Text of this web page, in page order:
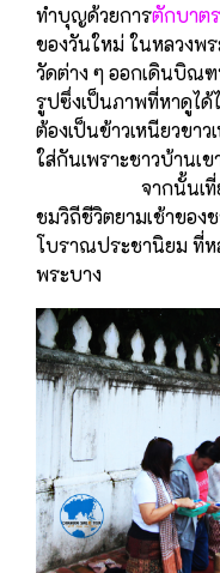
ทำบุญด้วยการตักบาต
ของวันใหม่ ในหลวงพ
วัดต่าง ๆ ออกเดินบิณ
รูปซึ่งเป็นภาพที่หาดูได้
ต้องเป็นข้าวเหนียวขา
ใส่กันเพราะชาวบ้านเ
จากนั้นเที่ย
ชมวิถีชีวิตยามเช้าของ
โบราณประชานิยม ที่ห
พระบาง